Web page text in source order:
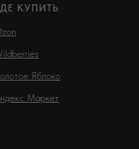
КУПИТЬ
Яблоко
Маркет